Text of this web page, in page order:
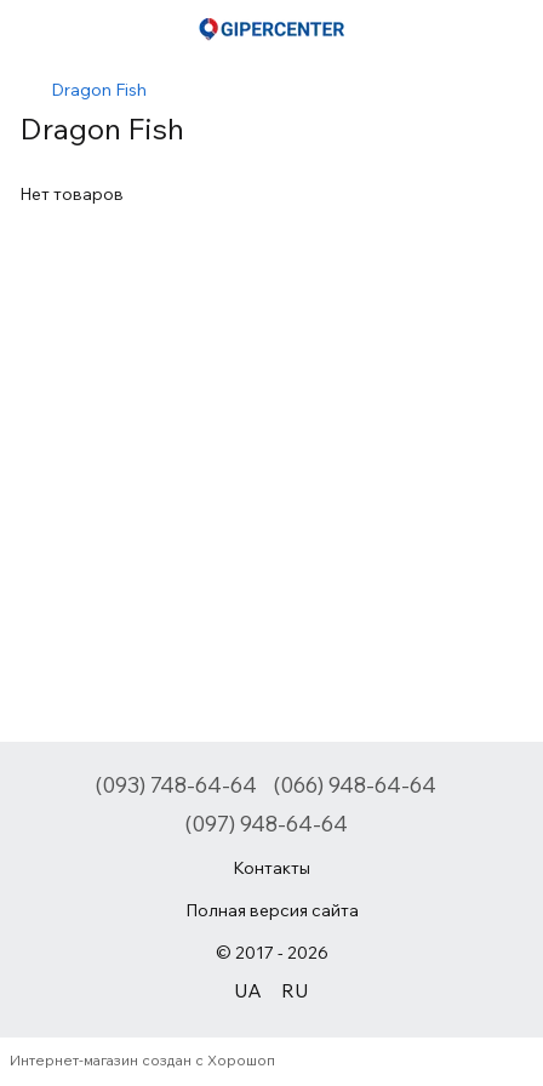
Dragon Fish
Dragon Fish
Нет товаров
(093) 748-64-64
(066) 948-64-64
(097) 948-64-64
Контакты
Полная версия сайта
© 2017 - 2026
UA RU
Интернет-магазин создан с Хорошоп